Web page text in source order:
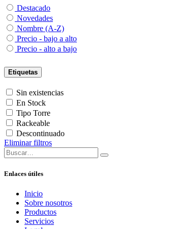
Destacado
Novedades
Nombre (A-Z)
Precio - bajo a alto
Precio - alto a bajo
Etiquetas
Sin existencias
En Stock
Tipo Torre
Rackeable
Descontinuado
Eliminar filtros
Enlaces útiles
Inicio
Sobre nosotros
Productos
Servicios